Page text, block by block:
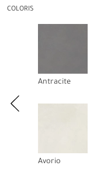
COLORIS
Antracite
Avorio